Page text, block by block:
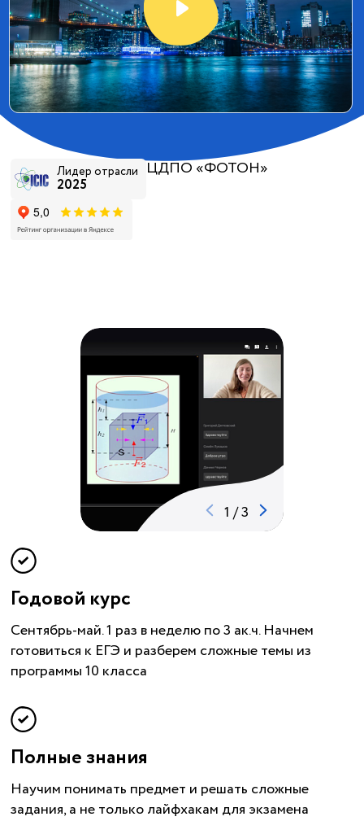
Лидер отрасли
2025
ЦДПО «ФОТОН»
1 /3
Годовой курс
Сентябрь-май. 1 раз в неделю по 3 ак.ч. Начнем
готовиться к ЕГЭ и разберем сложные темы из
программы 10 класса
Полные знания
Научим понимать предмет и решать сложные
задания, а не только лайфхакам для экзамена